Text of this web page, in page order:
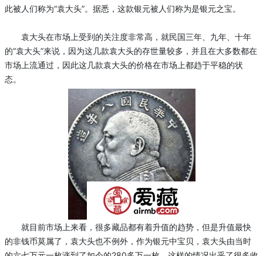
此被人们称为“袁大头”。据悉，这款银元被人们称为是银元之宝。
袁大头在市场上受到的关注度非常高，就民国三年、九年、十年
的“袁大头”来说，因为这几款袁大头的存世量较多，并且在大多数都在
市场上流通过，因此这几款袁大头的价格在市场上都趋于平稳的状
态。
就目前市场上来看，很多藏品都有着升值的趋势，但是升值最快
的非钱币莫属了，袁大头也不例外，作为银元中宝贝，袁大头由当时